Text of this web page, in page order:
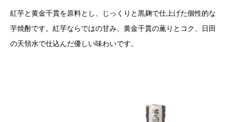
紅芋と黄金千貫を原料とし、じっくりと黒麹で仕上げた個性的な
芋焼酎です。紅芋ならではの甘み、黄金千貫の薫りとコク、日田
の天領水で仕込んだ優しい味わいです。